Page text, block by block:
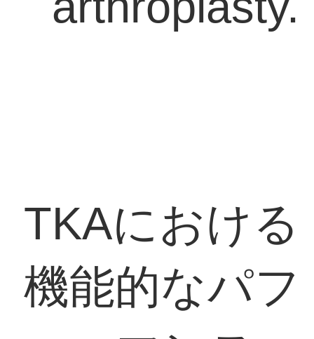
TKAにおける
機能的なパフ